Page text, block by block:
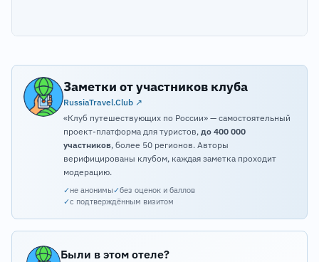
Заметки от участников клуба
RussiaTravel.Club ↗
«Клуб путешествующих по России» — самостоятельный
проект-платформа для туристов, до 400 000
участников, более 50 регионов. Авторы
верифицированы клубом, каждая заметка проходит
модерацию.
✓не анонимы✓без оценок и баллов
✓с подтверждённым визитом
Были в этом отеле?